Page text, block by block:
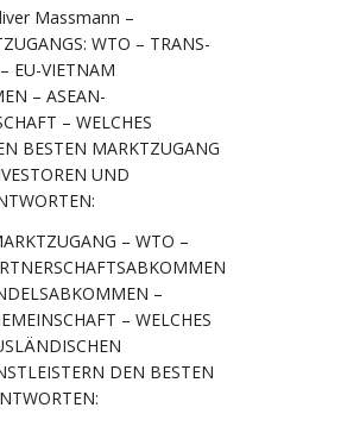
Massmann –
WTO – TRANS-
EU-VIETNAM
– ASEAN-
– WELCHES
BESTEN MARKTZUGANG
UND
– WTO –
–
– WELCHES
DEN BESTEN